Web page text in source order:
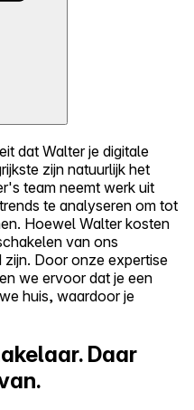
dat Walter je digitale
zijn natuurlijk het
team neemt werk uit
te analyseren om tot
Hoewel Walter kosten
van ons
Door onze expertise
we ervoor dat je een
huis, waardoor je
Daar